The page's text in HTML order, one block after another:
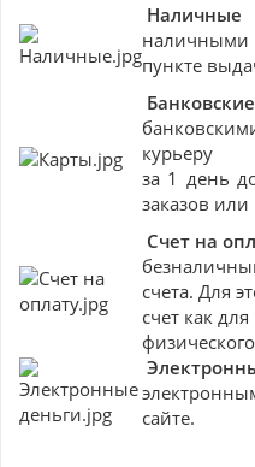
Наличные
наличными
пункте
Банковские
курьеру
за 1 день
заказов
Счет на
счета. Для
счет как
сайте.